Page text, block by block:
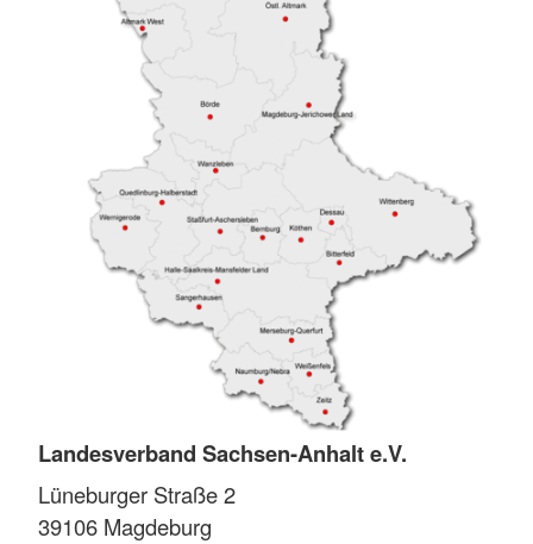
Landesverband Sachsen-Anhalt e.V.
Lüneburger Straße 2
39106 Magdeburg